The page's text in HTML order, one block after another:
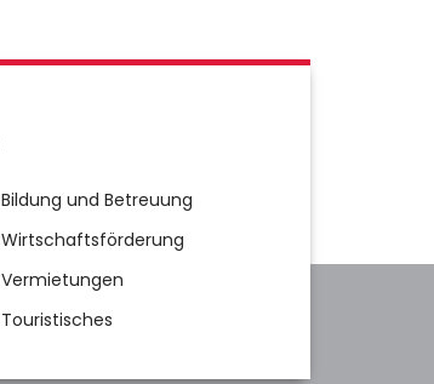
Bildung und Betreuung
Wirtschaftsförderung
Vermietungen
Touristisches